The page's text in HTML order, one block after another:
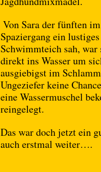
Von Sara der fünften
Spaziergang ein
Schwimmteich sah,
direkt ins Wasser um
ausgiebigst im
Ungeziefer keine
eine Wassermuschel
reingelegt.
Das war doch jetzt ein
auch erstmal weiter….